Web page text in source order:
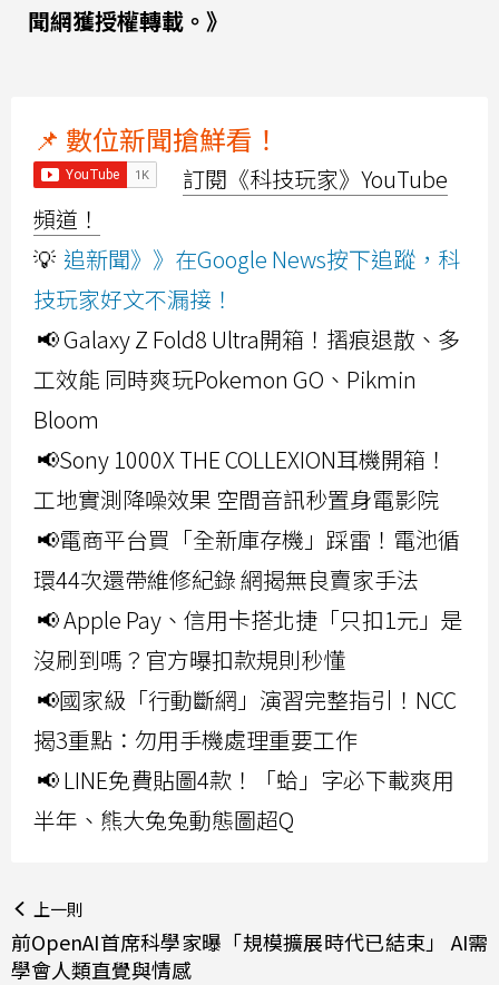
聞網獲授權轉載。》
📌 數位新聞搶鮮看！
訂閱《科技玩家》YouTube
頻道！
💡 追新聞》》在Google News按下追蹤，科
技玩家好文不漏接！
📢 Galaxy Z Fold8 Ultra開箱！摺痕退散、多
工效能 同時爽玩Pokemon GO、Pikmin
Bloom
📢Sony 1000X THE COLLEXION耳機開箱！
工地實測降噪效果 空間音訊秒置身電影院
📢電商平台買「全新庫存機」踩雷！電池循
環44次還帶維修紀錄 網揭無良賣家手法
📢 Apple Pay、信用卡搭北捷「只扣1元」是
沒刷到嗎？官方曝扣款規則秒懂
📢國家級「行動斷網」演習完整指引！NCC
揭3重點：勿用手機處理重要工作
📢 LINE免費貼圖4款！「蛤」字必下載爽用
半年、熊大兔兔動態圖超Q
上一則
前OpenAI首席科學家曝「規模擴展時代已結束」 AI需
學會人類直覺與情感